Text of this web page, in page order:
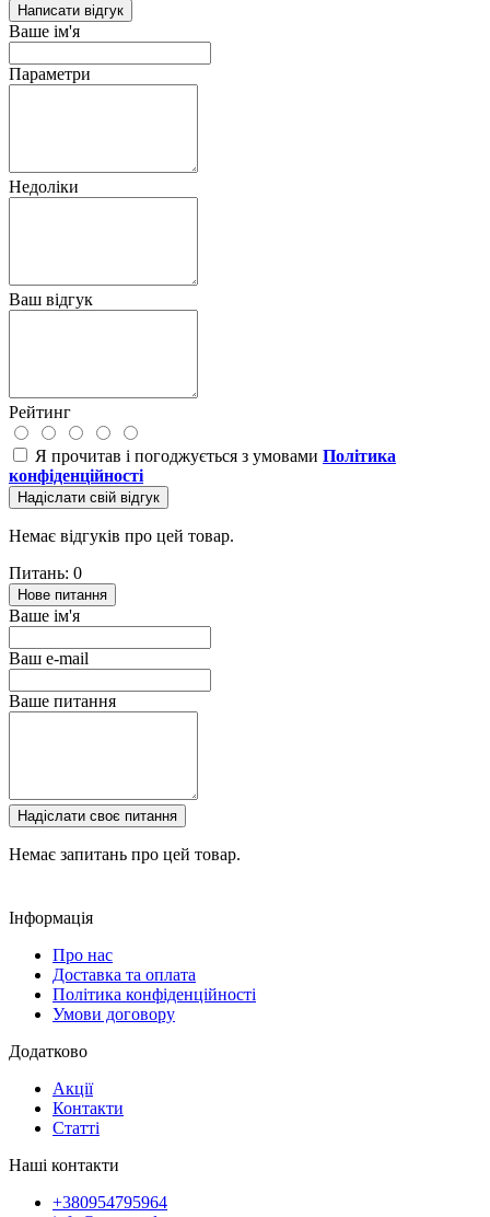
Написати відгук
Ваше ім'я
Параметри
Недоліки
Ваш відгук
Рейтинг
Я прочитав і погоджується з умовами Політика
конфіденційності
Надіслати свій відгук
Немає відгуків про цей товар.
Питань: 0
Нове питання
Ваше ім'я
Ваш e-mail
Ваше питання
Надіслати своє питання
Немає запитань про цей товар.
Інформація
Про нас
Доставка та оплата
Політика конфіденційності
Умови договору
Додатково
Акції
Контакти
Статті
Наші контакти
+380954795964